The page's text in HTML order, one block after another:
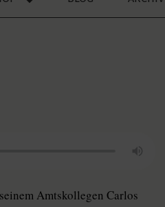
Amtskollegen Carlos